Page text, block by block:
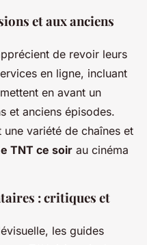
et aux anciens
de revoir leurs
en ligne, incluant
en avant un
et anciens épisodes.
variété de chaînes et
TNT ce soir au cinéma
: critiques et
les guides